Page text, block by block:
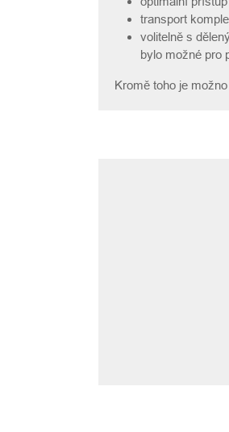
transport
volitelně s
bylo možné pro
Kromě toho je